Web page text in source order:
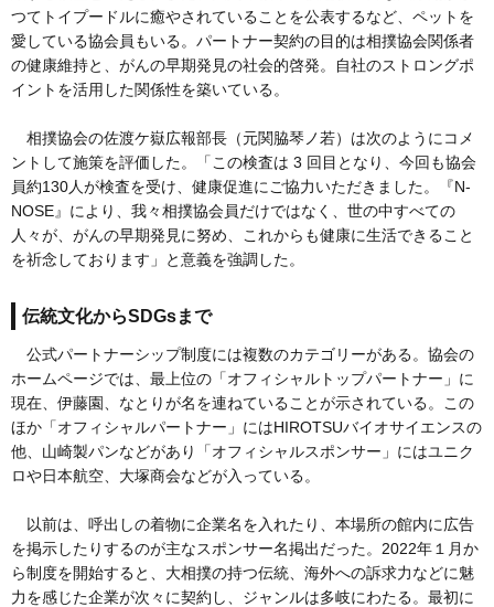
つてトイプードルに癒やされていることを公表するなど、ペットを
愛している協会員もいる。パートナー契約の目的は相撲協会関係者
の健康維持と、がんの早期発見の社会的啓発。自社のストロングポ
イントを活用した関係性を築いている。
相撲協会の佐渡ケ嶽広報部長（元関脇琴ノ若）は次のようにコメ
ントして施策を評価した。「この検査は 3 回目となり、今回も協会
員約130人が検査を受け、健康促進にご協力いただきました。『N-
NOSE』により、我々相撲協会員だけではなく、世の中すべての
人々が、がんの早期発見に努め、これからも健康に生活できること
を祈念しております」と意義を強調した。
伝統文化からSDGsまで
公式パートナーシップ制度には複数のカテゴリーがある。協会の
ホームページでは、最上位の「オフィシャルトップパートナー」に
現在、伊藤園、なとりが名を連ねていることが示されている。この
ほか「オフィシャルパートナー」にはHIROTSUバイオサイエンスの
他、山崎製パンなどがあり「オフィシャルスポンサー」にはユニク
ロや日本航空、大塚商会などが入っている。
以前は、呼出しの着物に企業名を入れたり、本場所の館内に広告
を掲示したりするのが主なスポンサー名掲出だった。2022年１月か
ら制度を開始すると、大相撲の持つ伝統、海外への訴求力などに魅
力を感じた企業が次々に契約し、ジャンルは多岐にわたる。最初に